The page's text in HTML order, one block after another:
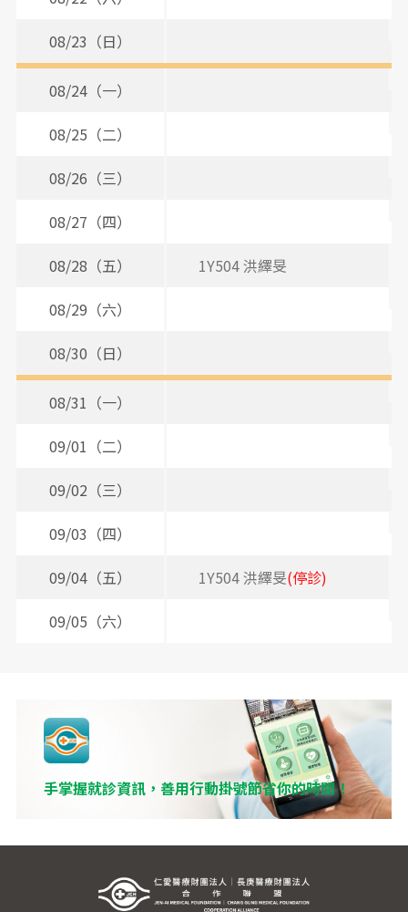
08/23（日）
08/24（一）
08/25（二）
08/26（三）
08/27（四）
08/28（五）
1Y504 洪繹旻
08/29（六）
08/30（日）
08/31（一）
09/01（二）
09/02（三）
09/03（四）
09/04（五）
1Y504 洪繹旻(停診)
09/05（六）
手掌握就診資訊，善用行動掛號節省你的時間！